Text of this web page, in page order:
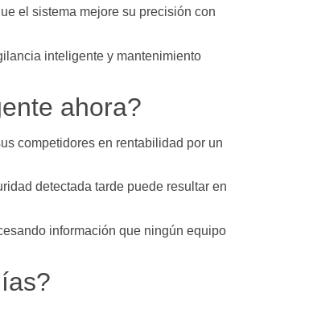
el sistema mejore su precisión con
inteligente y mantenimiento
ahora?
competidores en rentabilidad por un
detectada tarde puede resultar en
información que ningún equipo